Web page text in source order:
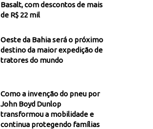
Basalt, com descontos de mais
de R$ 22 mil
Oeste da Bahia será o próximo
destino da maior expedição de
tratores do mundo
Como a invenção do pneu por
John Boyd Dunlop
transformou a mobilidade e
continua protegendo famílias